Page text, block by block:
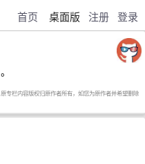
首页 桌面版 注册 登录
专栏内容版权归原作者所有，如您为原作者并希望删除